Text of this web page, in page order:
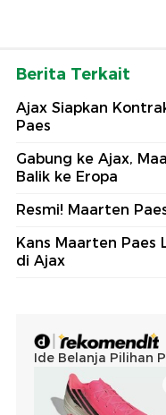
Berita Terkait
Ajax Siapkan
Paes
Gabung ke Ajax,
Balik ke Eropa
Resmi! Maarten
Kans Maarten Paes
di Ajax